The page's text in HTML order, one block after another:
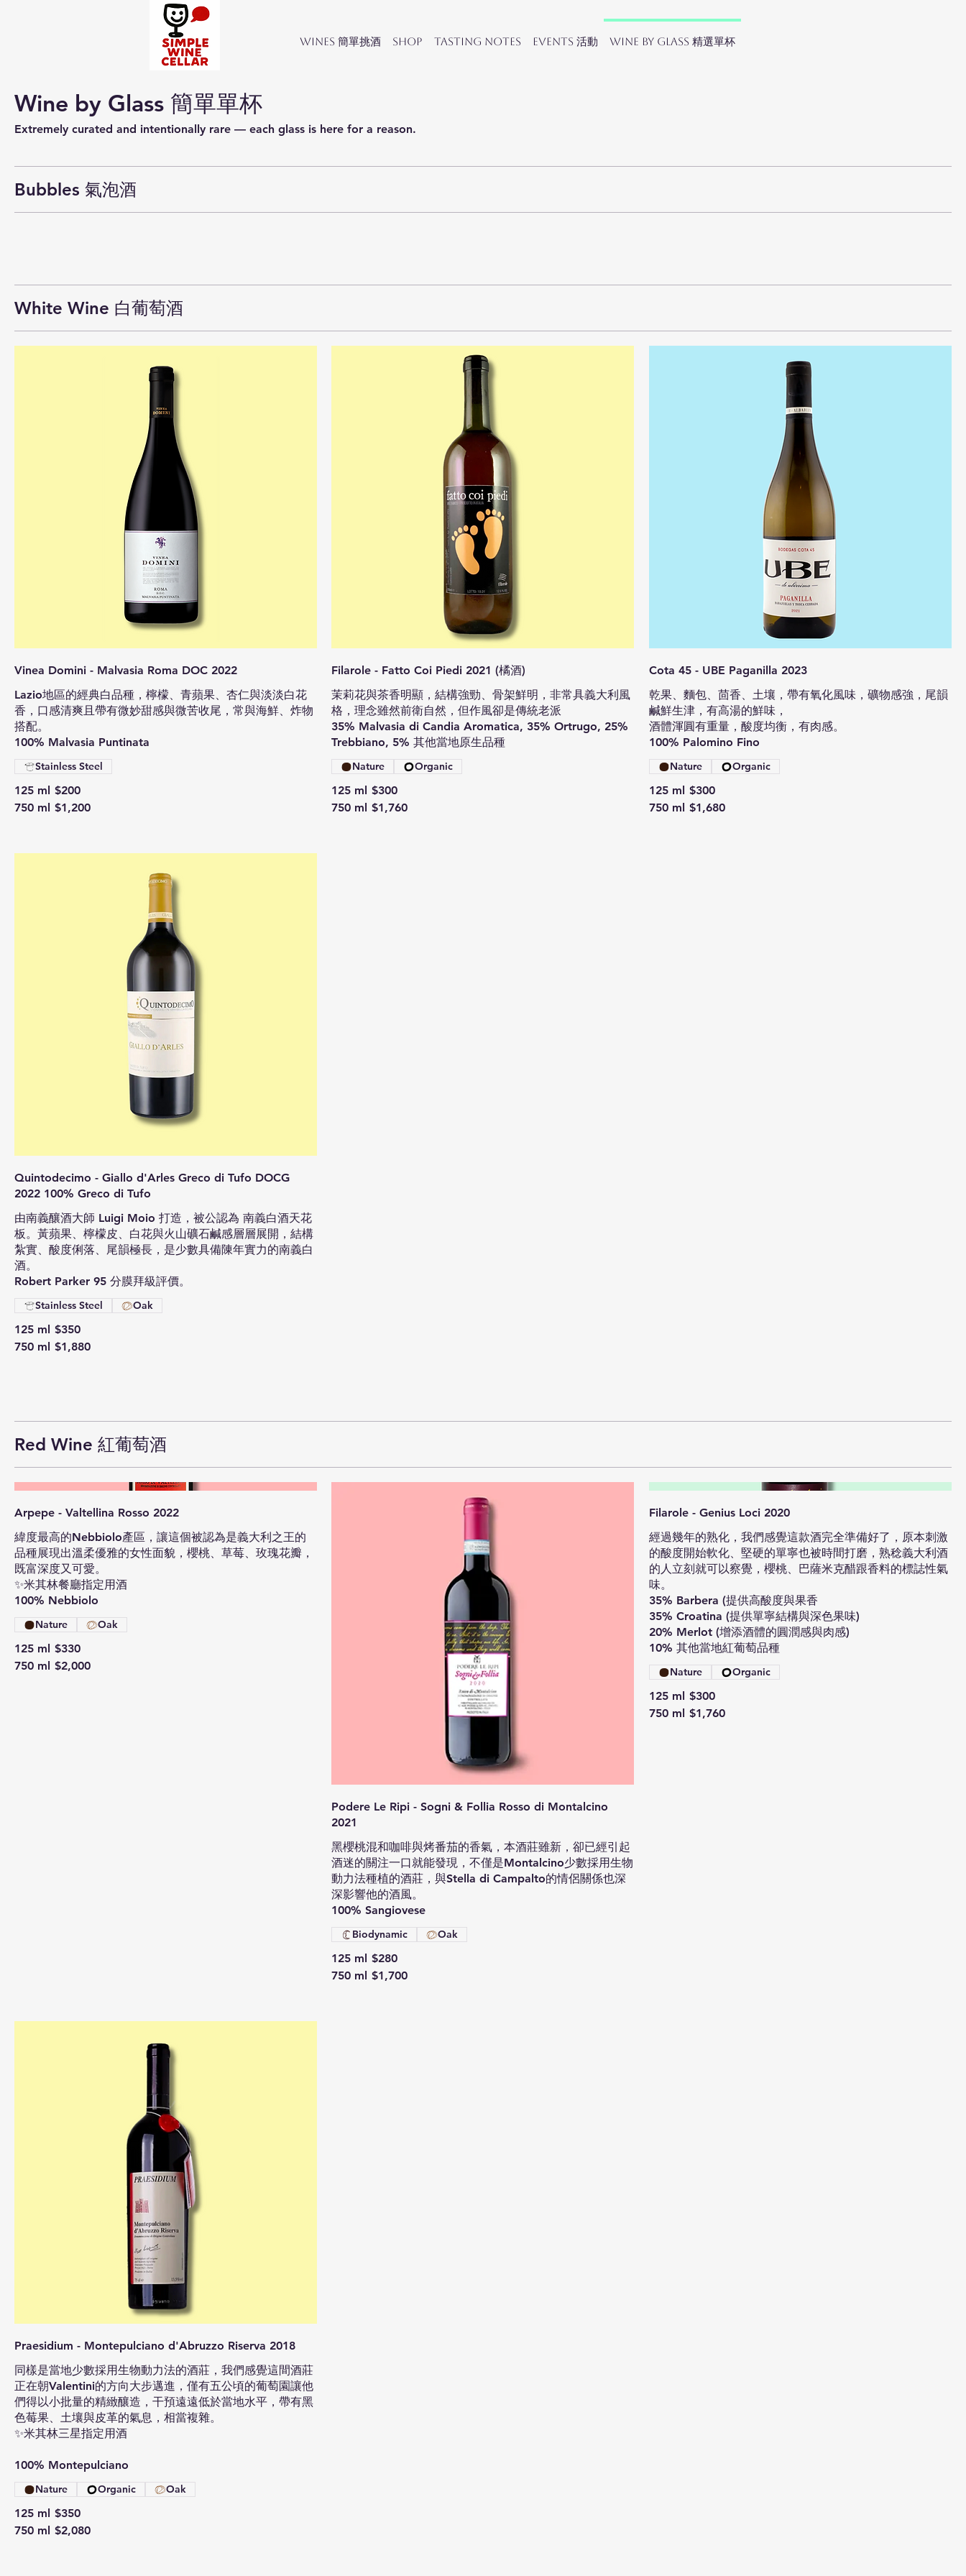
Wines 簡單挑酒 SHOP Tasting Notes Events 活動 Wine by Glass 精選單杯
Wine by Glass 簡單單杯
Bubbles 氣泡酒
White Wine 白葡萄酒
Vinea Domini - Malvasia Roma DOC 2022
Lazio地區的經典白品種，檸檬、青蘋果、杏仁與淡淡白花
香，口感清爽且帶有微妙甜感與微苦收尾，常與海鮮、炸物
搭配。
100% Malvasia Puntinata
125 ml $200
750 ml $1,200
Stainless Steel
Filarole - Fatto Coi Piedi 2021 (橘酒)
茉莉花與茶香明顯，結構強勁、骨架鮮明，非常具義大利風
格，理念雖然前衛自然，但作風卻是傳統老派
35% Malvasia di Candia Aromatica, 35% Ortrugo, 25%
Trebbiano, 5% 其他當地原生品種
125 ml $300
750 ml $1,760
Nature Organic
Cota 45 - UBE Paganilla 2023
乾果、麵包、茴香、土壤，帶有氧化風味，礦物感強，尾韻
鹹鮮生津，有高湯的鮮味，
酒體渾圓有重量，酸度均衡，有肉感。
100% Palomino Fino
125 ml $300
750 ml $1,680
Nature Organic
Quintodecimo - Giallo d'Arles Greco di Tufo DOCG
2022 100% Greco di Tufo
由南義釀酒大師 Luigi Moio 打造，被公認為 南義白酒天花
板。黃蘋果、檸檬皮、白花與火山礦石鹹感層層展開，結構
紮實、酸度俐落、尾韻極長，是少數具備陳年實力的南義白
酒。
Robert Parker 95 分膜拜級評價。
125 ml $350
750 ml $1,880
Stainless Steel Oak
Red Wine 紅葡萄酒
Arpepe - Valtellina Rosso 2022
緯度最高的Nebbiolo產區，讓這個被認為是義大利之王的
品種展現出溫柔優雅的女性面貌，櫻桃、草莓、玫瑰花瓣，
既富深度又可愛。
✨米其林餐廳指定用酒
100% Nebbiolo
125 ml $330
750 ml $2,000
Nature Oak
Podere Le Ripi - Sogni & Follia Rosso di Montalcino
2021
黑櫻桃混和咖啡與烤番茄的香氣，本酒莊雖新，卻已經引起
酒迷的關注一口就能發現，不僅是Montalcino少數採用生物
動力法種植的酒莊，與Stella di Campalto的情侶關係也深
深影響他的酒風。
100% Sangiovese
125 ml $280
750 ml $1,700
Biodynamic Oak
Filarole - Genius Loci 2020
經過幾年的熟化，我們感覺這款酒完全準備好了，原本刺激
的酸度開始軟化、堅硬的單寧也被時間打磨，熟稔義大利酒
的人立刻就可以察覺，櫻桃、巴薩米克醋跟香料的標誌性氣
味。
35% Barbera (提供高酸度與果香
35% Croatina (提供單寧結構與深色果味)
20% Merlot (增添酒體的圓潤感與肉感)
10% 其他當地紅葡萄品種
125 ml $300
750 ml $1,760
Nature Organic
Praesidium - Montepulciano d'Abruzzo Riserva 2018
同樣是當地少數採用生物動力法的酒莊，我們感覺這間酒莊
正在朝Valentini的方向大步邁進，僅有五公頃的葡萄園讓他
們得以小批量的精緻釀造，干預遠遠低於當地水平，帶有黑
色莓果、土壤與皮革的氣息，相當複雜。
✨米其林三星指定用酒
100% Montepulciano
125 ml $350
750 ml $2,080
Nature Organic Oak